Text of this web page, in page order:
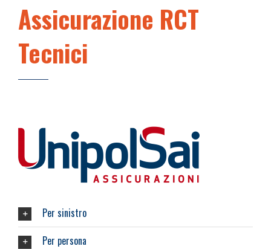
Assicurazione RCT
Tecnici
Per sinistro
Per persona